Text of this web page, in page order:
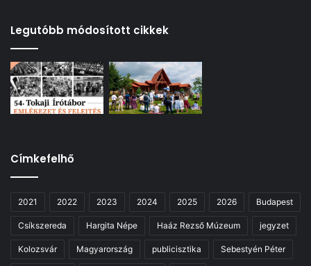
Legutóbb módosított cikkek
Címkefelhő
2021 2022 2023 2024 2025 2026 Budapest
Csíkszereda Hargita Népe Haáz Rezső Múzeum jegyzet
Kolozsvár Magyarország publicisztika Sebestyén Péter